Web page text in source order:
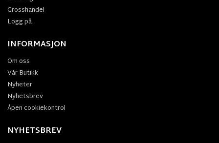
Grosshandel
Logg på
INFORMASJON
Om oss
Vår Butikk
Nyheter
Nyhetsbrev
Åpen cookiekontrol
NYHETSBREV